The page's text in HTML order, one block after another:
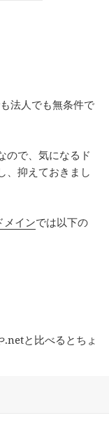
法人でも無条件で
ので、気になるド
、抑えておきまし
インでは以下の
と比べるとちょ